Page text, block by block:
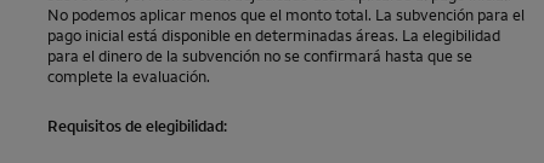
No podemos aplicar menos que el monto total. La subvención para el
pago inicial está disponible en determinadas áreas. La elegibilidad
para el dinero de la subvención no se confirmará hasta que se
complete la evaluación.
Requisitos de elegibilidad: